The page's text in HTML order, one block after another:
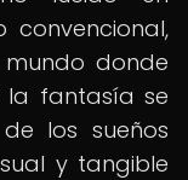
donde
la fantasía se
los sueños
y tangible